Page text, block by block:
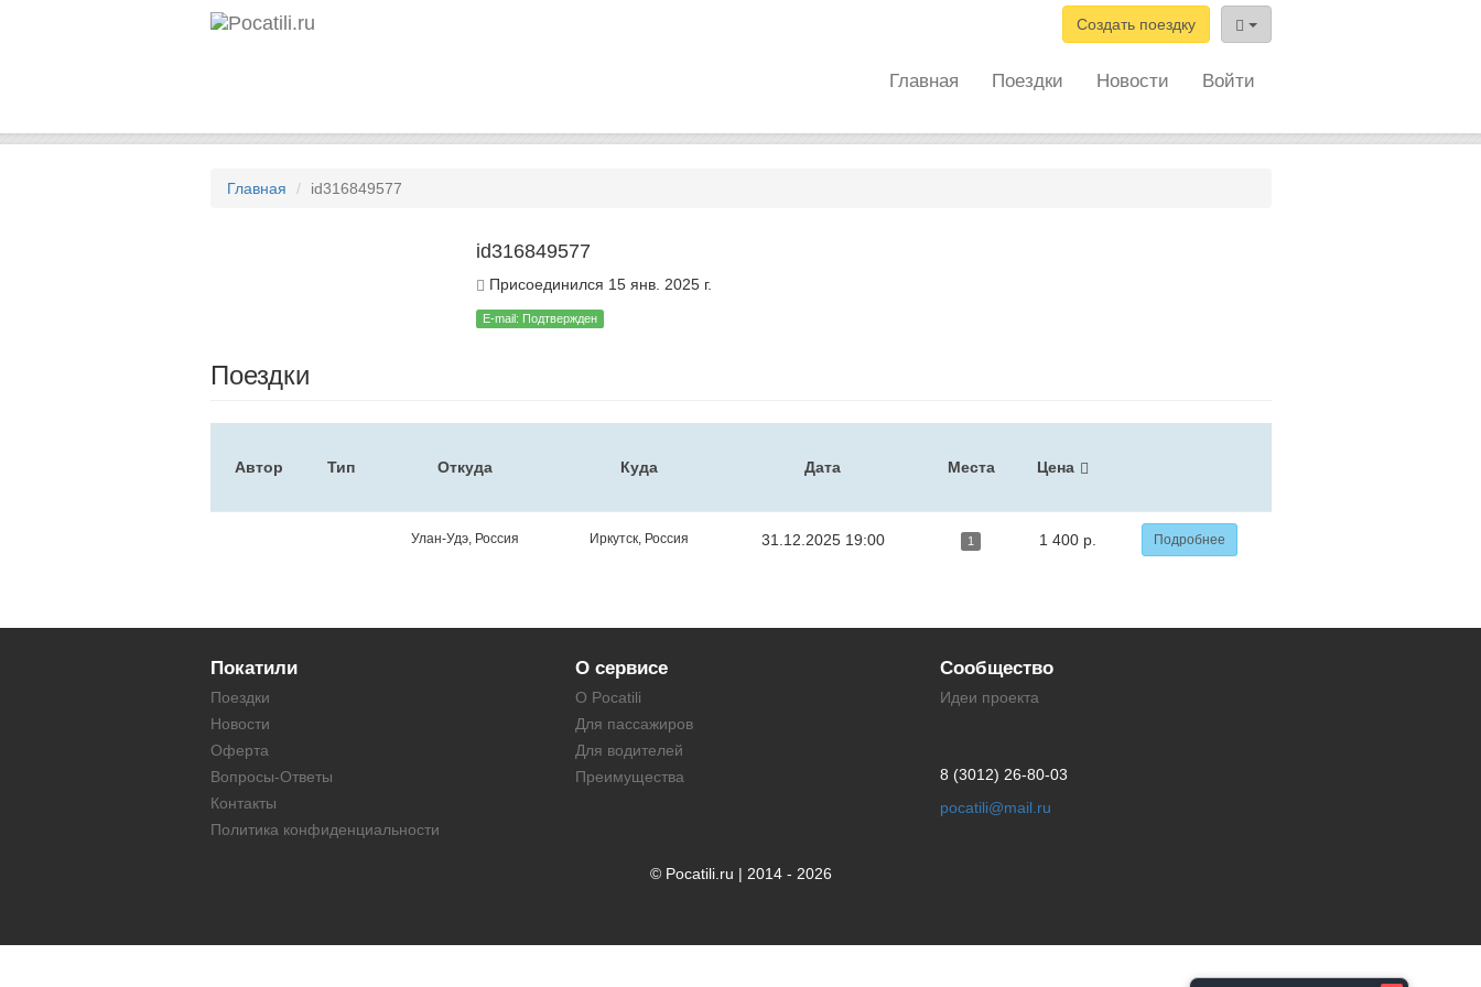
Создать поездку
Главная Поездки Новости Войти
Главная id316849577
id316849577
Присоединился 15 янв. 2025 г.
E-mail: Подтвержден
Поездки
Автор Тип Откуда Куда Дата Места Цена
Улан-Удэ, Россия Иркутск, Россия 31.12.2025 19:00 1 1 400 р. Подробнее
Покатили
Поездки
Новости
Оферта
Вопросы-Ответы
Контакты
Политика конфиденциальности
О сервисе
О Pocatili
Для пассажиров
Для водителей
Преимущества
Сообщество
Идеи проекта
8 (3012) 26-80-03
pocatili@mail.ru
© Pocatili.ru | 2014 - 2026